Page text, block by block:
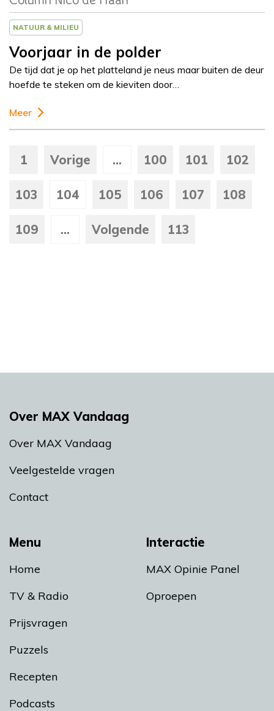
NATUUR & MILIEU
Voorjaar in de polder
De tijd dat je op het platteland je neus maar buiten de deur
hoefde te steken om de kieviten door…
Meer
1 Vorige ... 100 101 102
103 104 105 106 107 108
109 ... Volgende 113
Menu
Home
TV & Radio
Prijsvragen
Puzzels
Recepten
Podcasts
Interactie
MAX Opinie Panel
Oproepen
Over MAX Vandaag
Over MAX Vandaag
Veelgestelde vragen
Contact